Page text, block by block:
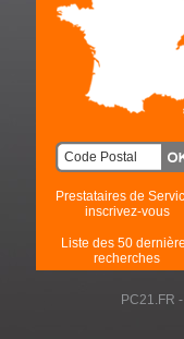
Prestataires de
inscrivez-vous
Liste des 50
recherches
PC21.FR